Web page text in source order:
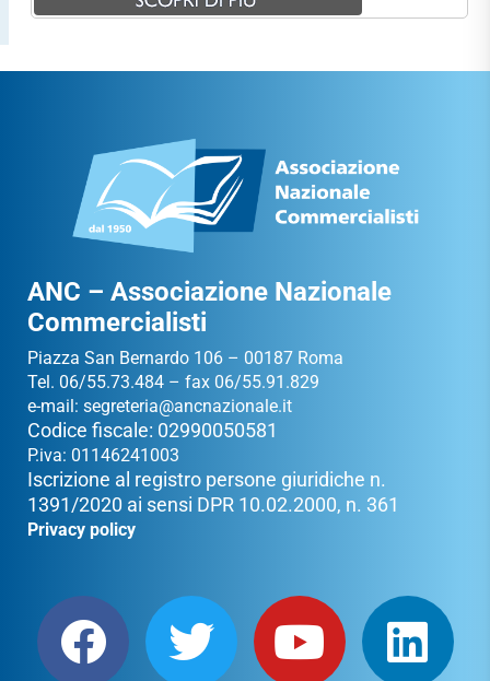
ANC – Associazione Nazionale
Commercialisti
Piazza San Bernardo 106 – 00187 Roma
Tel. 06/55.73.484 – fax 06/55.91.829
e-mail: segreteria@ancnazionale.it
Codice fiscale: 02990050581
P.iva: 01146241003
Iscrizione al registro persone giuridiche n.
1391/2020 ai sensi DPR 10.02.2000, n. 361
Privacy policy